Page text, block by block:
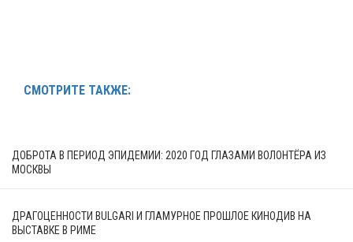
СМОТРИТЕ ТАКЖЕ:
ДОБРОТА В ПЕРИОД ЭПИДЕМИИ: 2020 ГОД ГЛАЗАМИ ВОЛОНТЁРА ИЗ
МОСКВЫ
ДРАГОЦЕННОСТИ BULGARI И ГЛАМУРНОЕ ПРОШЛОЕ КИНОДИВ НА
ВЫСТАВКЕ В РИМЕ